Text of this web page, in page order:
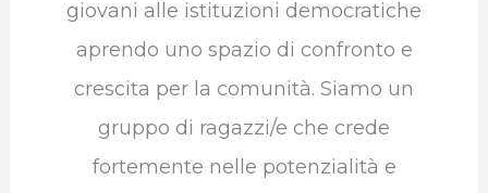
giovani alle istituzioni democratiche
aprendo uno spazio di confronto e
crescita per la comunità. Siamo un
gruppo di ragazzi/e che crede
fortemente nelle potenzialità e